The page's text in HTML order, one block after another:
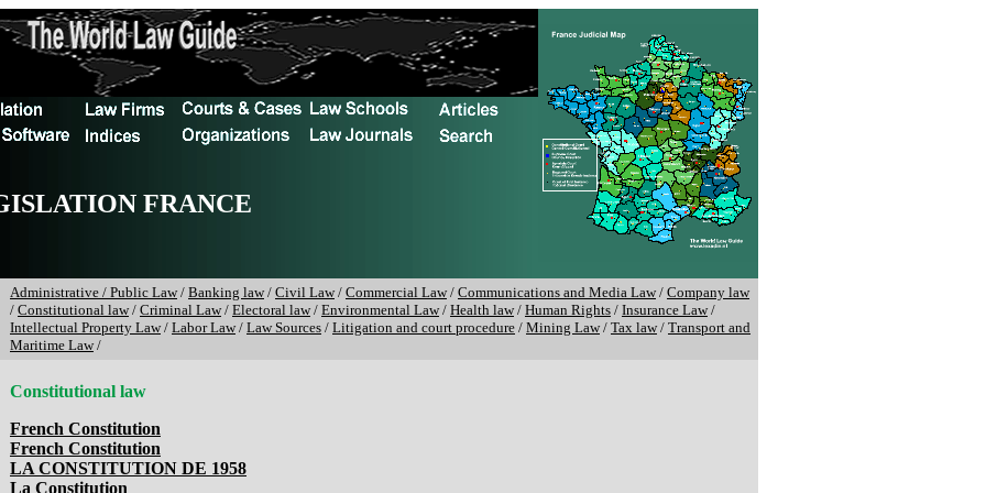
FRANCE
Administrative / Public Law/ Banking law/ Civil Law/ Commercial Law/ Communications and Media Law/ Company law
/ Constitutional law/ Criminal Law/ Electoral law/ Environmental Law/ Health law/ Human Rights / Insurance Law/
Intellectual Property Law/ Labor Law/ Law Sources / Litigation and court procedure / Mining Law/ Tax law/ Transport and
Maritime Law/
Constitutional law
French Constitution
French Constitution
LA CONSTITUTION DE 1958
La Constitution